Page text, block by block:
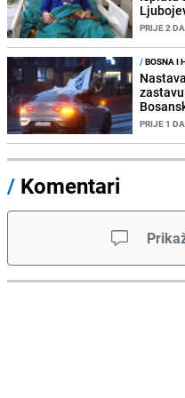
PRIJE 2
/BOSNA I
PRIJE 1
/ Komentari